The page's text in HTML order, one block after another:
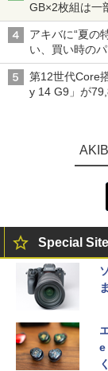
GB×2枚組は一
アキバに“夏の
い、買い時の
第12世代Core
y 14 G9」が
Special Site
e
く